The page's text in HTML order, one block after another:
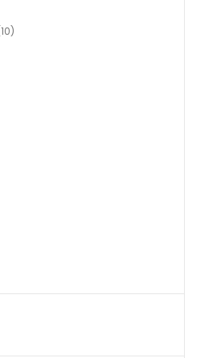
1010